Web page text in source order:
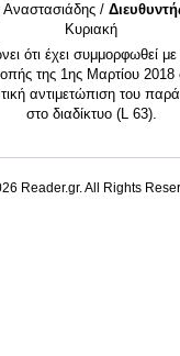
Αναστασιάδης /
Κυριακή
ότι έχει συμμορφωθεί
της 1ης Μαρτίου 2018
αντιμετώπιση του
στο διαδίκτυο (L 63).
Reader.gr. All Rights